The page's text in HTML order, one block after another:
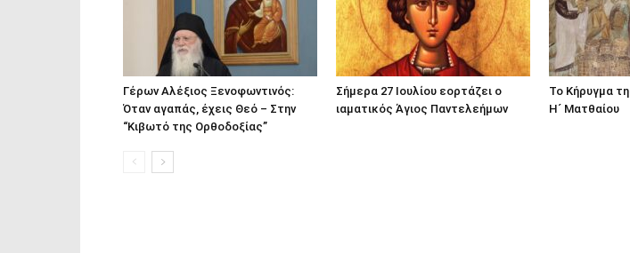
Γέρων Αλέξιος Ξενοφωντινός:
Όταν αγαπάς, έχεις Θεό – Στην
“Κιβωτό της Ορθοδοξίας”
Σήμερα 27 Ιουλίου εορτάζει ο
ιαματικός Άγιος Παντελεήμων
Το Κήρυγμα
Η´ Ματθαίου